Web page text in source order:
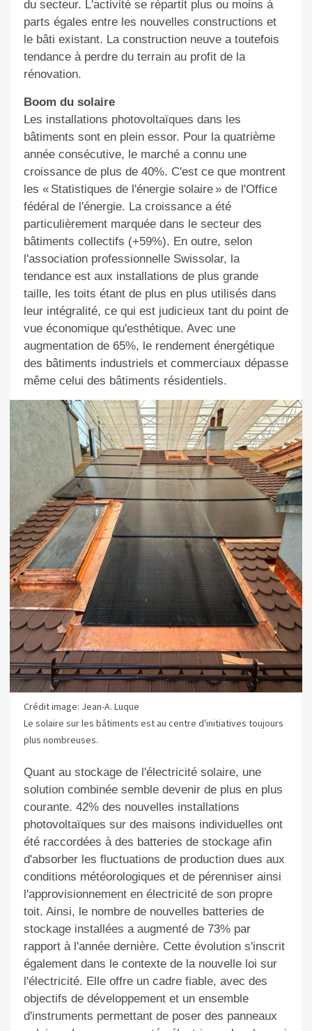
du secteur. L'activité se répartit plus ou moins à
parts égales entre les nouvelles constructions et
le bâti existant. La construction neuve a toutefois
tendance à perdre du terrain au profit de la
rénovation.
Boom du solaire
Les installations photovoltaïques dans les
bâtiments sont en plein essor. Pour la quatrième
année consécutive, le marché a connu une
croissance de plus de 40%. C'est ce que montrent
les « Statistiques de l'énergie solaire » de l'Office
fédéral de l'énergie. La croissance a été
particulièrement marquée dans le secteur des
bâtiments collectifs (+59%). En outre, selon
l'association professionnelle Swissolar, la
tendance est aux installations de plus grande
taille, les toits étant de plus en plus utilisés dans
leur intégralité, ce qui est judicieux tant du point de
vue économique qu'esthétique. Avec une
augmentation de 65%, le rendement énergétique
des bâtiments industriels et commerciaux dépasse
même celui des bâtiments résidentiels.
Crédit image: Jean-A. Luque
Le solaire sur les bâtiments est au centre d'initiatives toujours
plus nombreuses.
Quant au stockage de l'électricité solaire, une
solution combinée semble devenir de plus en plus
courante. 42% des nouvelles installations
photovoltaïques sur des maisons individuelles ont
été raccordées à des batteries de stockage afin
d'absorber les fluctuations de production dues aux
conditions météorologiques et de pérenniser ainsi
l'approvisionnement en électricité de son propre
toit. Ainsi, le nombre de nouvelles batteries de
stockage installées a augmenté de 73% par
rapport à l'année dernière. Cette évolution s'inscrit
également dans le contexte de la nouvelle loi sur
l'électricité. Elle offre un cadre fiable, avec des
objectifs de développement et un ensemble
d'instruments permettant de poser des panneaux